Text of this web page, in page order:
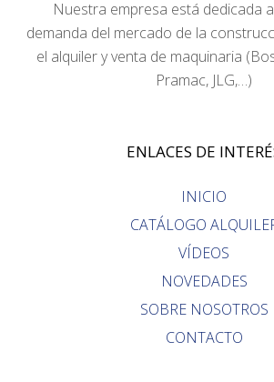
Nuestra empresa está dedicada
demanda del mercado de la
el alquiler y venta de maquinaria
Pramac, JLG,…)
ENLACES DE
INICIO
CATÁLOGO
VÍDEOS
NOVEDADES
SOBRE NOSOTROS
CONTACTO